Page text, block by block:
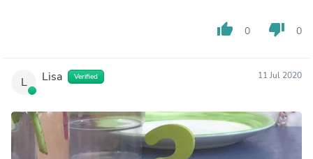
thumb_up 0 thumb_down 0
L Lisa Verified 11 Jul 2020